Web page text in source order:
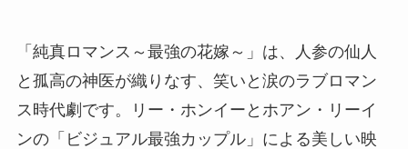
「純真ロマンス～最強の花嫁～」は、人参の仙人
と孤高の神医が織りなす、笑いと涙のラブロマン
ス時代劇です。リー・ホンイーとホアン・リーイ
ンの「ビジュアル最強カップル」による美しい映